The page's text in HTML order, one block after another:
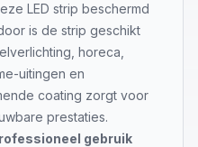
LED strip beschermd
is de strip geschikt
horeca,
uitingen en
coating zorgt voor
prestaties.
gebruik